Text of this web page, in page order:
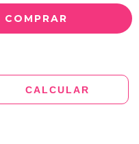
CALCULAR